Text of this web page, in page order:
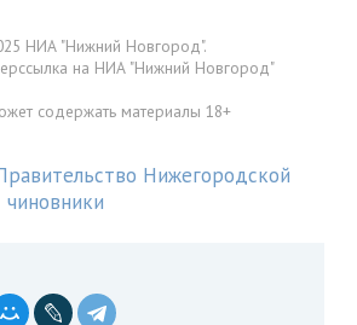
НИА "Нижний Новгород".
на НИА "Нижний Новгород"
содержать материалы 18+
Нижегородской
чиновники